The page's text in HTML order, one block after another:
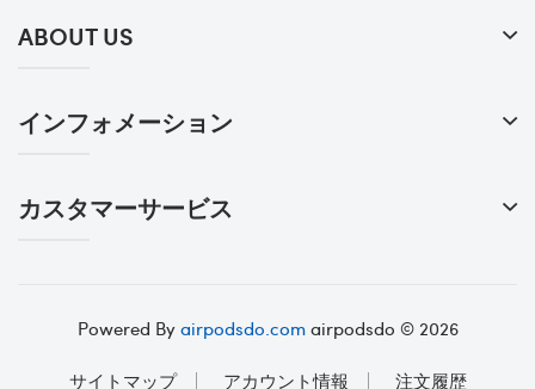
ABOUT US
インフォメーション
カスタマーサービス
Powered Byairpodsdo.comairpodsdo © 2026
サイトマップ
アカウント情報 注文履歴